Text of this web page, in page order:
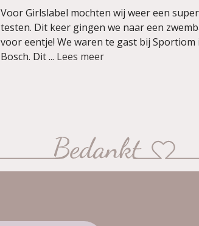
Voor Girlslabel mochten wij weer een
testen. Dit keer gingen we naar een
voor eentje! We waren te gast bij Sportiom
Bosch. Dit ... Lees meer